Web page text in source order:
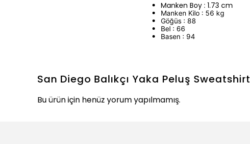
Manken Boy : 1.73 cm
Manken Kilo : 56 kg
Göğüs : 88
Bel : 66
Basen : 94
San Diego Balıkçı Yaka Peluş Sweatshirt
Bu ürün için henüz yorum yapılmamış.